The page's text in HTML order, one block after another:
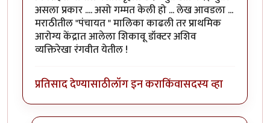
असला प्रकार .... असो गम्मत केली हो ... लेख आवडला ...
मराठीतील "पंचायत " मालिका काढली तर प्राथमिक
आरोग्य केंद्रात आलेला शिकावू डॉक्टर अशिव
व्यक्तिरेखा रंगवीत येतील !
प्रतिसाद देण्यासाठीलॉग इन कराकिंवासदस्य व्हा